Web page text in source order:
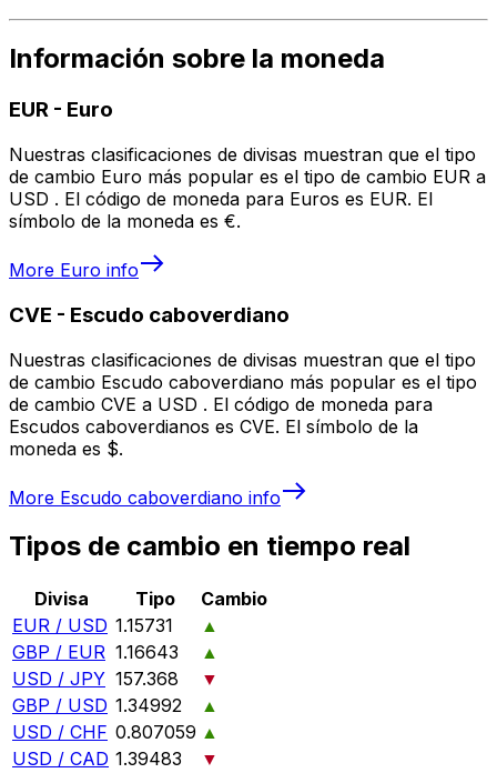
Información sobre la moneda
EUR - Euro
Nuestras clasificaciones de divisas muestran que el tipo
de cambio Euro más popular es el tipo de cambio EUR a
USD . El código de moneda para Euros es EUR. El
símbolo de la moneda es €.
More Euro info
CVE - Escudo caboverdiano
Nuestras clasificaciones de divisas muestran que el tipo
de cambio Escudo caboverdiano más popular es el tipo
de cambio CVE a USD . El código de moneda para
Escudos caboverdianos es CVE. El símbolo de la
moneda es $.
More Escudo caboverdiano info
Tipos de cambio en tiempo real
Divisa Tipo
Cambio
EUR / USD 1.15731
▲
GBP / EUR 1.16643
▲
USD / JPY 157.368
▼
GBP / USD 1.34992
▲
USD / CHF 0.807059 ▲
USD / CAD 1.39483
▼